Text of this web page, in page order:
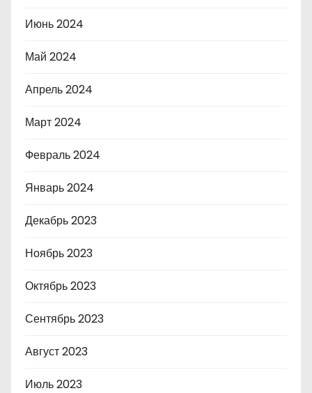
Июнь 2024
Май 2024
Апрель 2024
Март 2024
Февраль 2024
Январь 2024
Декабрь 2023
Ноябрь 2023
Октябрь 2023
Сентябрь 2023
Август 2023
Июль 2023